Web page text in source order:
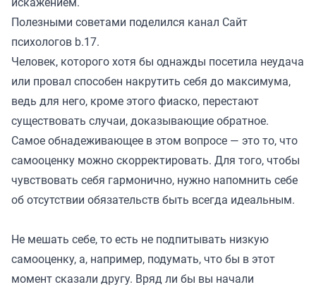
Полезными советами поделился канал Сайт
психологов b.17.
Человек, которого хотя бы однажды посетила неудача
или провал способен накрутить себя до максимума,
ведь для него, кроме этого фиаско, перестают
существовать случаи, доказывающие обратное.
Самое обнадеживающее в этом вопросе — это то, что
самооценку можно скорректировать. Для того, чтобы
чувствовать себя гармонично, нужно напомнить себе
об отсутствии обязательств быть всегда идеальным.
Не мешать себе, то есть не подпитывать низкую
самооценку, а, например, подумать, что бы в этот
момент сказали другу. Вряд ли бы вы начали